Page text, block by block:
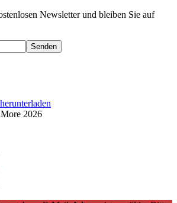
Newsletter und bleiben Sie auf
Senden
2026